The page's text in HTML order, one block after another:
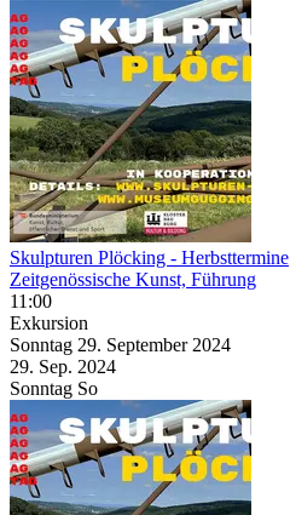
Skulpturen Plöcking - Herbsttermine
Zeitgenössische Kunst, Führung
11:00
Exkursion
Sonntag 29. September 2024
29. Sep. 2024
Sonntag So